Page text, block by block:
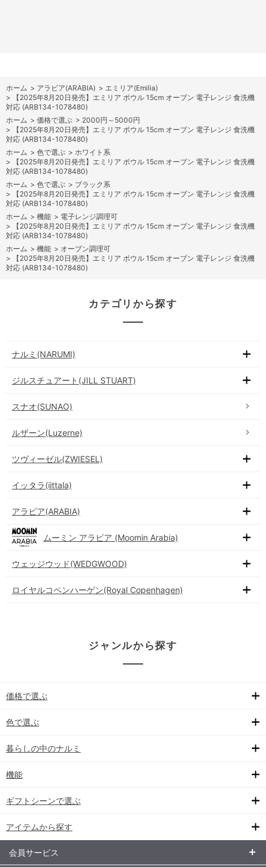
ホーム > アラビア(ARABIA) > エミリア(Emilia)
>
【2025年8月20日発売】エミリア ボウル 15cm オーブン 電子レンジ 食洗機
対応 (ARB134-1078480)
ホーム > 価格で選ぶ > 2000円～5000円
>
【2025年8月20日発売】エミリア ボウル 15cm オーブン 電子レンジ 食洗機
対応 (ARB134-1078480)
ホーム > 色で選ぶ > ホワイト系
>
【2025年8月20日発売】エミリア ボウル 15cm オーブン 電子レンジ 食洗機
対応 (ARB134-1078480)
ホーム > 色で選ぶ > ブラック系
>
【2025年8月20日発売】エミリア ボウル 15cm オーブン 電子レンジ 食洗機
対応 (ARB134-1078480)
ホーム > 機能 > 電子レンジ調理可
>
【2025年8月20日発売】エミリア ボウル 15cm オーブン 電子レンジ 食洗機
対応 (ARB134-1078480)
ホーム > 機能 > オーブン調理可
>
【2025年8月20日発売】エミリア ボウル 15cm オーブン 電子レンジ 食洗機
対応 (ARB134-1078480)
カテゴリから探す
ナルミ(NARUMI)
ジルスチュアート(JILL STUART)
スナオ(SUNAO)
ルザーン(Luzerne)
ツヴィーゼル(ZWIESEL)
イッタラ(iittala)
アラビア(ARABIA)
ムーミン アラビア (Moomin Arabia)
ウェッジウッド(WEDGWOOD)
ロイヤルコペンハーゲン(Royal Copenhagen)
ジャンルから探す
価格で選ぶ
色で選ぶ
暮らしの中のナルミ
機能
ギフトシーンで選ぶ
アイテムから探す
会員サービス